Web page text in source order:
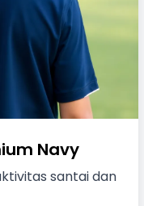
Navy
santai dan